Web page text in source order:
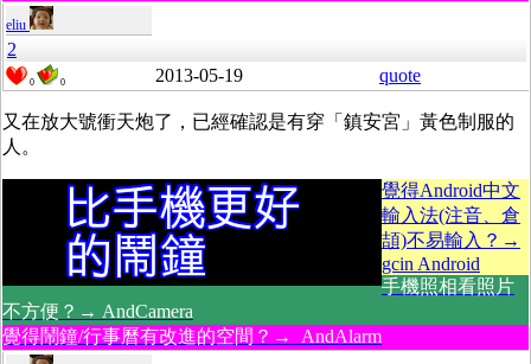
eliu
2
0 0 2013-05-19 quote
又在放大號衝天炮了，已經確認是有穿「鎮安宮」黃色制服的
人。
覺得Android中文
輸入法(注音、倉
頡)不易輸入？→
gcin Android
手機照相看照片
不方便？→ AndCamera
覺得鬧鐘/行事曆有改進的空間？→ AndAlarm